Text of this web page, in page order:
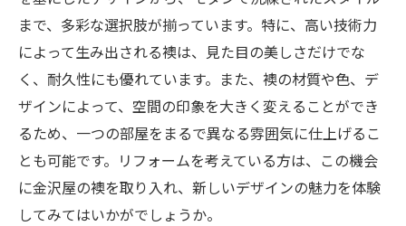
まで、多彩な選択肢が揃っています。特に、高い技術力
によって生み出される襖は、見た目の美しさだけでな
く、耐久性にも優れています。また、襖の材質や色、デ
ザインによって、空間の印象を大きく変えることができ
るため、一つの部屋をまるで異なる雰囲気に仕上げるこ
とも可能です。リフォームを考えている方は、この機会
に金沢屋の襖を取り入れ、新しいデザインの魅力を体験
してみてはいかがでしょうか。